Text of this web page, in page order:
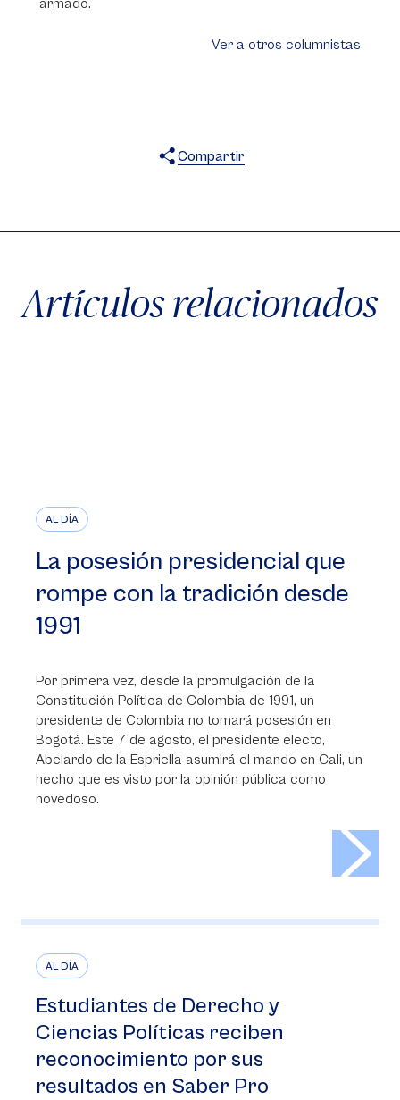
armado.
Ver a otros columnistas
Compartir
Artículos relacionados
AL DÍA
La posesión presidencial que
rompe con la tradición desde
1991
Por primera vez, desde la promulgación de la
Constitución Política de Colombia de 1991, un
presidente de Colombia no tomará posesión en
Bogotá. Este 7 de agosto, el presidente electo,
Abelardo de la Espriella asumirá el mando en Cali, un
hecho que es visto por la opinión pública como
novedoso.
AL DÍA
Estudiantes de Derecho y
Ciencias Políticas reciben
reconocimiento por sus
resultados en Saber Pro